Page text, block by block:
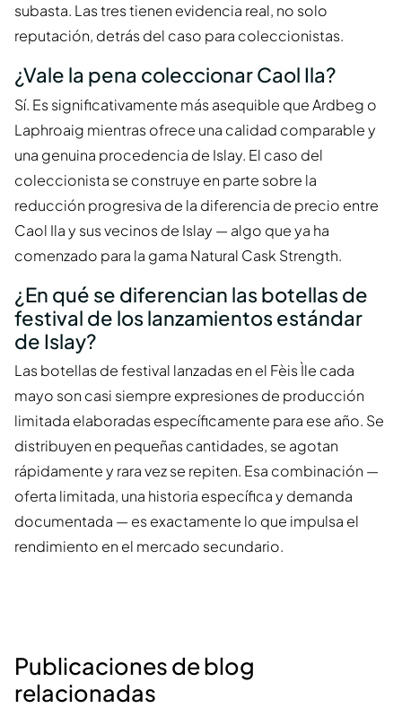
subasta. Las tres tienen evidencia real, no solo
reputación, detrás del caso para coleccionistas.
¿Vale la pena coleccionar Caol Ila?
Sí. Es significativamente más asequible que Ardbeg o
Laphroaig mientras ofrece una calidad comparable y
una genuina procedencia de Islay. El caso del
coleccionista se construye en parte sobre la
reducción progresiva de la diferencia de precio entre
Caol Ila y sus vecinos de Islay — algo que ya ha
comenzado para la gama Natural Cask Strength.
¿En qué se diferencian las botellas de
festival de los lanzamientos estándar
de Islay?
Las botellas de festival lanzadas en el Fèis Ìle cada
mayo son casi siempre expresiones de producción
limitada elaboradas específicamente para ese año. Se
distribuyen en pequeñas cantidades, se agotan
rápidamente y rara vez se repiten. Esa combinación —
oferta limitada, una historia específica y demanda
documentada — es exactamente lo que impulsa el
rendimiento en el mercado secundario.
Publicaciones de blog
relacionadas